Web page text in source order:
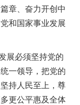
章、奋力开创中
和国家事业发展
展必须坚持党的
一领导，把党的
持人民至上，尊
更公平惠及全体